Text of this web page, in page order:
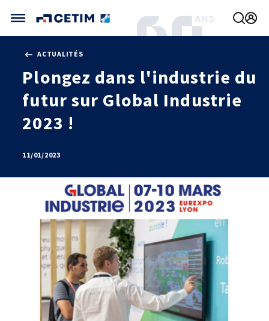
CETIM FRANCE
FRANCE (ACTUEL)
INTERNATIONAL
CETIM ALLEMAGNE
AGENDA
ACTUALITÉS
CETIM INFOS
VIDÉOS
NOUS REJOINDRE
MÉCATHÈQUE, LA BASE DE CONNAISSANCES
Base documentaire
TOUTES NOS SOLUTIONS ET PRESTATIONS
ACTUALITÉS
Plongez dans l'industrie du
futur sur Global Industrie
2023 !
11/01/2023